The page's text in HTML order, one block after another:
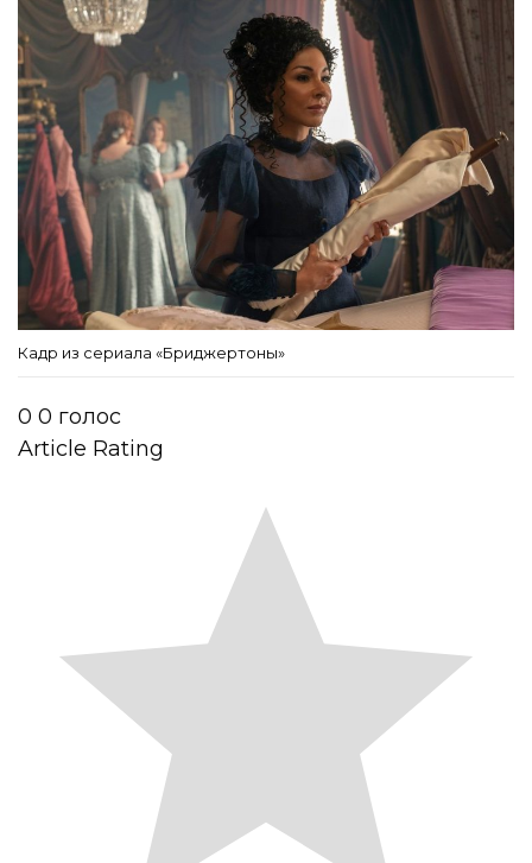
Кадр из сериала «Бриджертоны»
0 0 голос
Article Rating